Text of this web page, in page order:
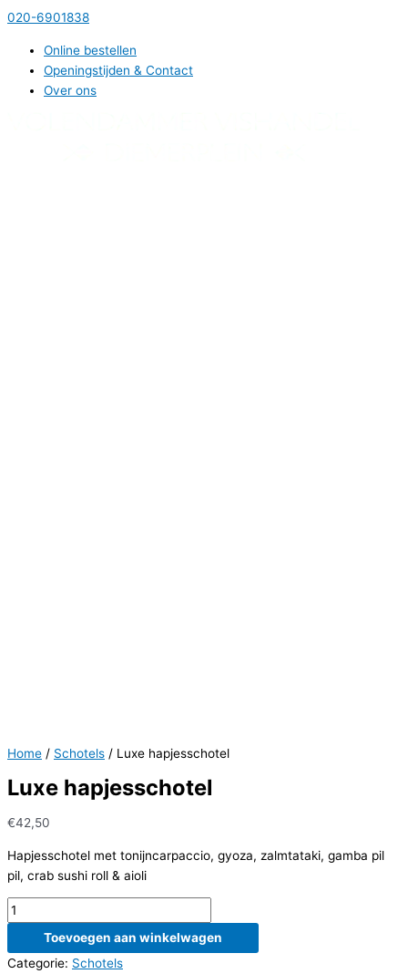
Ga
inhoud
020-6901838
Online bestellen
Openingstijden & Contact
Over ons
Home / Schotels / Luxe hapjesschotel
Luxe hapjesschotel
€42,50
Hapjesschotel met tonijncarpaccio, gyoza, zalmtataki, gamba pil
pil, crab sushi roll & aioli
Luxe
hapjesschotel
Toevoegen aan winkelwagen
Categorie: Schotels